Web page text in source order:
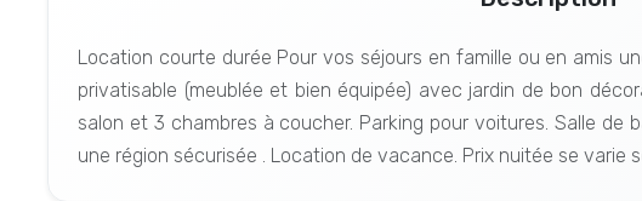
Location courte durée Pour vos séjours en famille ou en amis
privatisable (meublée et bien équipée) avec jardin de bon
salon et 3 chambres à coucher. Parking pour voitures. Salle de
une région sécurisée . Location de vacance. Prix nuitée se varie